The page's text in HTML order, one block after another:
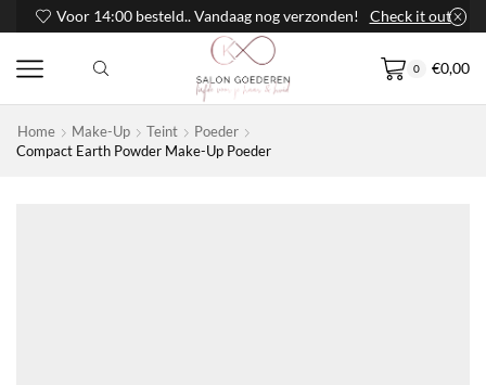
Voor 14:00 besteld.. Vandaag nog verzonden! Check it out
0 €0,00
Home Make-Up Teint
Poeder
Compact Earth Powder Make-Up Poeder